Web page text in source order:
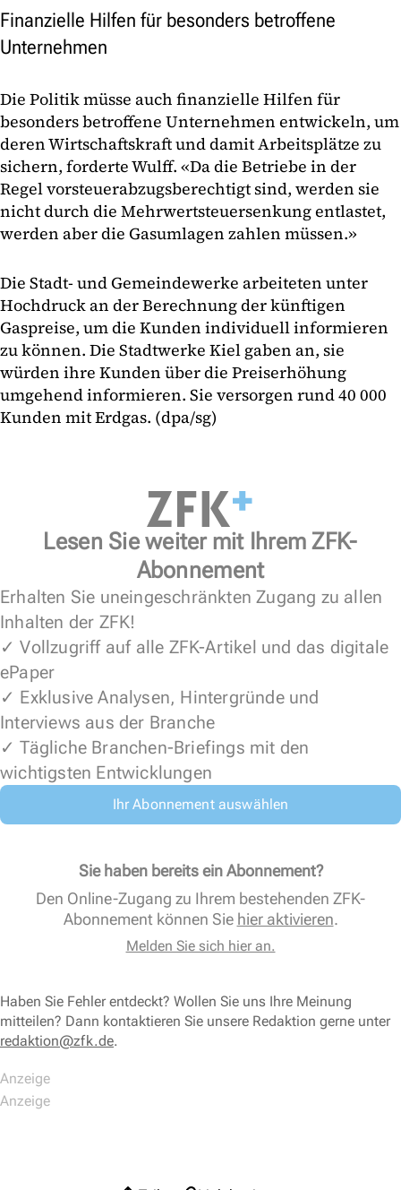
Finanzielle Hilfen für besonders betroffene
Unternehmen
Die Politik müsse auch finanzielle Hilfen für
besonders betroffene Unternehmen entwickeln, um
deren Wirtschaftskraft und damit Arbeitsplätze zu
sichern, forderte Wulff. «Da die Betriebe in der
Regel vorsteuerabzugsberechtigt sind, werden sie
nicht durch die Mehrwertsteuersenkung entlastet,
werden aber die Gasumlagen zahlen müssen.»
Die Stadt- und Gemeindewerke arbeiteten unter
Hochdruck an der Berechnung der künftigen
Gaspreise, um die Kunden individuell informieren
zu können. Die Stadtwerke Kiel gaben an, sie
würden ihre Kunden über die Preiserhöhung
umgehend informieren. Sie versorgen rund 40 000
Kunden mit Erdgas. (dpa/sg)
Lesen Sie weiter mit Ihrem ZFK-
Abonnement
Erhalten Sie uneingeschränkten Zugang zu allen
Inhalten der ZFK!
✓ Vollzugriff auf alle ZFK-Artikel und das digitale
ePaper
✓ Exklusive Analysen, Hintergründe und
Interviews aus der Branche
✓ Tägliche Branchen-Briefings mit den
wichtigsten Entwicklungen
Ihr Abonnement auswählen
Sie haben bereits ein Abonnement?
Den Online-Zugang zu Ihrem bestehenden ZFK-
Abonnement können Sie hier aktivieren.
Melden Sie sich hier an.
Haben Sie Fehler entdeckt? Wollen Sie uns Ihre Meinung
mitteilen? Dann kontaktieren Sie unsere Redaktion gerne unter
redaktion@zfk.de.